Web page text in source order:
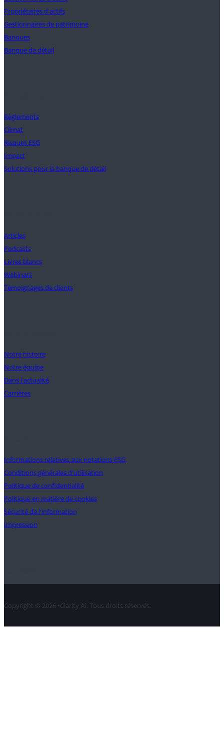
Propriétaires d'actifs
Gestionnaires de patrimoine
Banques
Banque de détail
Règlements
Climat
Risques ESG
Impact
Solutions pour la banque de détail
Articles
Podcasts
Livres blancs
Webinars
Témoignages de clients
Notre histoire
Notre équipe
Dans l'actualité
Carrières
Informations relatives aux notations ESG
Conditions générales d'utilisation
Politique de confidentialité
Politique en matière de cookies
Sécurité de l'information
Impression
Copyright © 2026 •Clarity AI. Tous droits réservés.